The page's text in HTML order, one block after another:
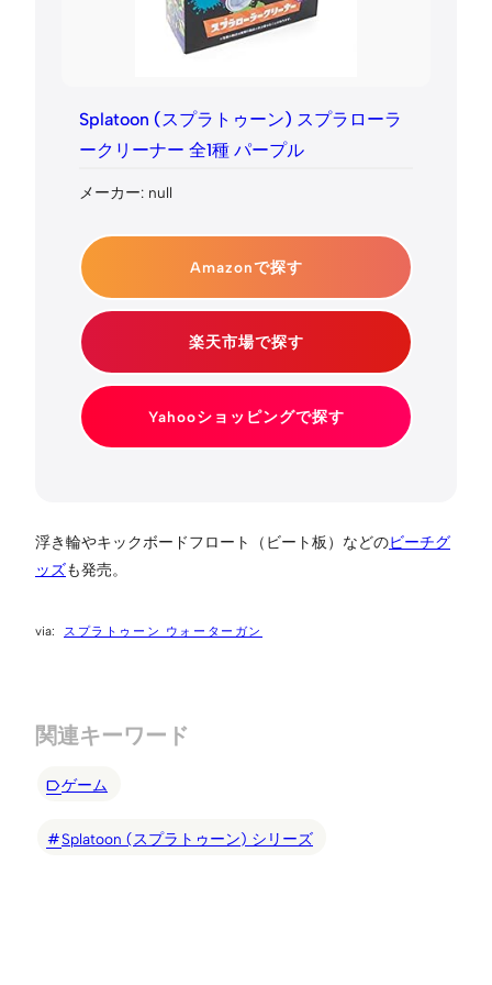
Splatoon (スプラトゥーン) スプラローラ
ークリーナー 全1種 パープル
メーカー: null
Amazonで探す
楽天市場で探す
Yahooショッピングで探す
浮き輪やキックボードフロート（ビート板）などのビーチグ
ッズも発売。
スプラトゥーン ウォーターガン
関連キーワード
ゲーム
Splatoon (スプラトゥーン) シリーズ